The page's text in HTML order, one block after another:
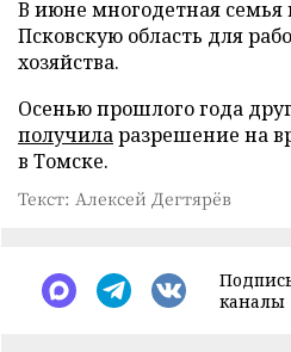
В июне многодетная
Псковскую область для
хозяйства.
Осенью прошлого года
получиларазрешение на
в Томске.
Текст: Алексей Дегтярёв
каналы